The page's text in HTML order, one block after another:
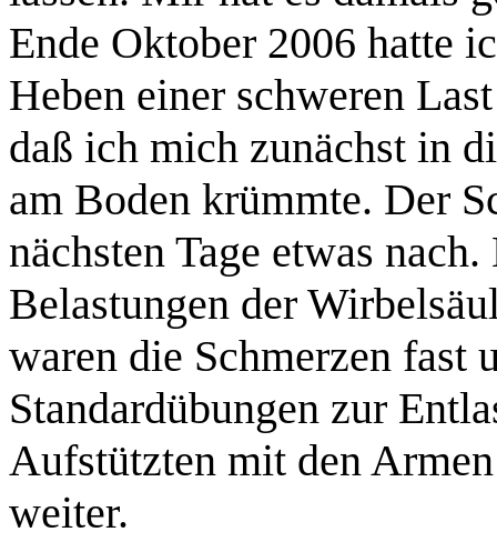
Ende Oktober 2006 hatte
Heben einer schweren
daß ich mich zunächst in
am Boden krümmte. Der
nächsten Tage etwas
Belastungen der
waren die Schmerzen fast
Standardübungen zur
Aufstützten mit den
weiter.